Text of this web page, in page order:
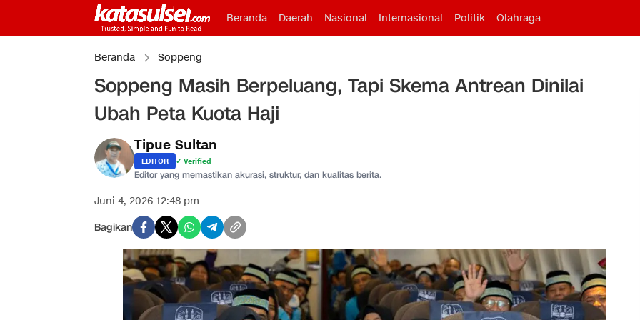
Beranda Daerah Nasional Internasional Politik Olahraga
Beranda Soppeng
Soppeng Masih Berpeluang, Tapi Skema Antrean Dinilai
Ubah Peta Kuota Haji
Tipue Sultan
EDITOR ✓ Verified
Editor yang memastikan akurasi, struktur, dan kualitas berita.
Juni 4, 2026 12:48 pm
Bagikan